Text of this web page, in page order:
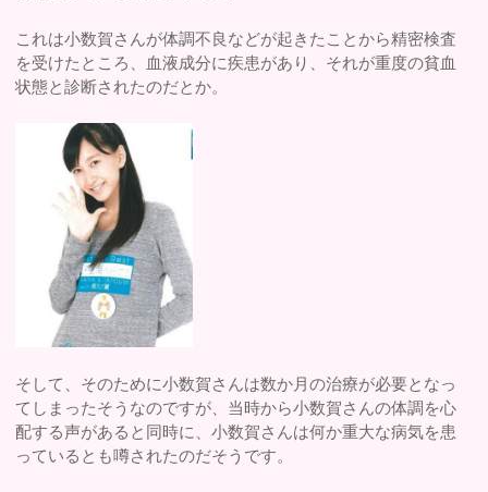
これは小数賀さんが体調不良などが起きたことから精密検査
を受けたところ、血液成分に疾患があり、それが重度の貧血
状態と診断されたのだとか。
そして、そのために小数賀さんは数か月の治療が必要となっ
てしまったそうなのですが、当時から小数賀さんの体調を心
配する声があると同時に、小数賀さんは何か重大な病気を患
っているとも噂されたのだそうです。